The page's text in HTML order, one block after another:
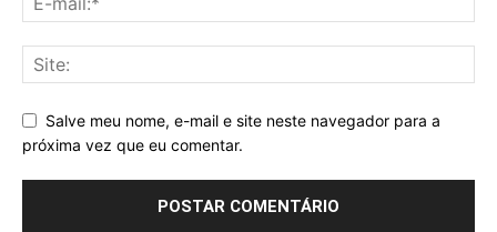
Salve meu nome, e-mail e site neste navegador para a
próxima vez que eu comentar.